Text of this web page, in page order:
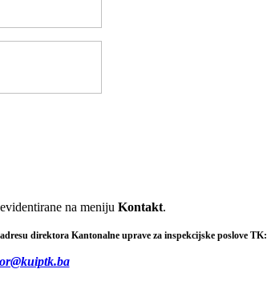
na meniju Kontakt.
direktora Kantonalne uprave za inspekcijske poslove TK: